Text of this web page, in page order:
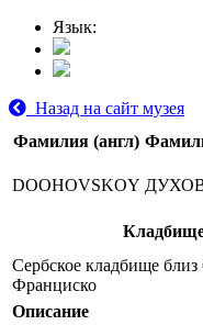
Язык:
Назад на сайт музея
Фамилия (англ)
DOOHOVSKOY
Сербское кладбище
Франциско
Описание